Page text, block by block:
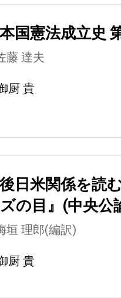
本国憲法成立史
藤 達夫
厨 貴
後日米関係を読
の目』(中央公
垣 理郎(編訳)
厨 貴